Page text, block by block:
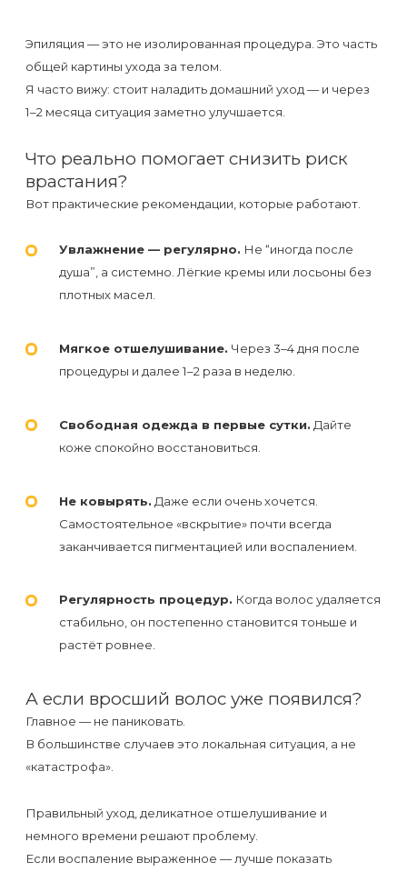
Эпиляция — это не изолированная процедура. Это часть
общей картины ухода за телом.
Я часто вижу: стоит наладить домашний уход — и через
1–2 месяца ситуация заметно улучшается.
Что реально помогает снизить риск
врастания?
Вот практические рекомендации, которые работают.
Увлажнение — регулярно. Не “иногда после
душа”, а системно. Лёгкие кремы или лосьоны без
плотных масел.
Мягкое отшелушивание. Через 3–4 дня после
процедуры и далее 1–2 раза в неделю.
Свободная одежда в первые сутки. Дайте
коже спокойно восстановиться.
Не ковырять. Даже если очень хочется.
Самостоятельное «вскрытие» почти всегда
заканчивается пигментацией или воспалением.
Регулярность процедур. Когда волос удаляется
стабильно, он постепенно становится тоньше и
растёт ровнее.
А если вросший волос уже появился?
Главное — не паниковать.
В большинстве случаев это локальная ситуация, а не
«катастрофа».
Правильный уход, деликатное отшелушивание и
немного времени решают проблему.
Если воспаление выраженное — лучше показать